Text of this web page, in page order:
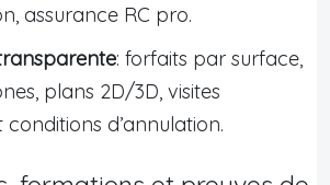
assurance RC pro.
: forfaits par surface,
plans 2D/3D, visites
conditions d’annulation.